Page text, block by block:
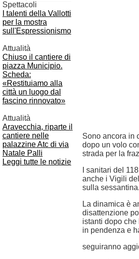
Spettacoli
I talenti della Vallotti
per la mostra
sull'Espressionismo
Attualità
Chiuso il cantiere di
piazza Municipio.
Scheda:
«Restituiamo alla
città un luogo dal
fascino rinnovato»
Attualità
Aravecchia, riparte il
cantiere nelle
palazzine Atc di via
Natale Palli
Leggi tutte le notizie
Sono ancora in
dopo un volo
strada per la
I sanitari del
anche i Vigili
sulla sessantina.
La dinamica è
disattenzione
istanti dopo
in pendenza e
seguiranno